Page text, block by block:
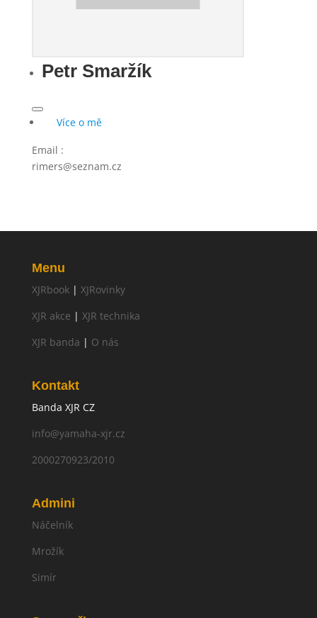
Petr Smaržík
Více o mě
Email :
rimers@seznam.cz
Menu
XJRbook| XJRovinky
XJR akce | XJR technika
XJR banda | O nás
Kontakt
Banda XJR CZ
info@yamaha-xjr.cz
2000270923/2010
Admini
Náčelník
Mrožík
Simír